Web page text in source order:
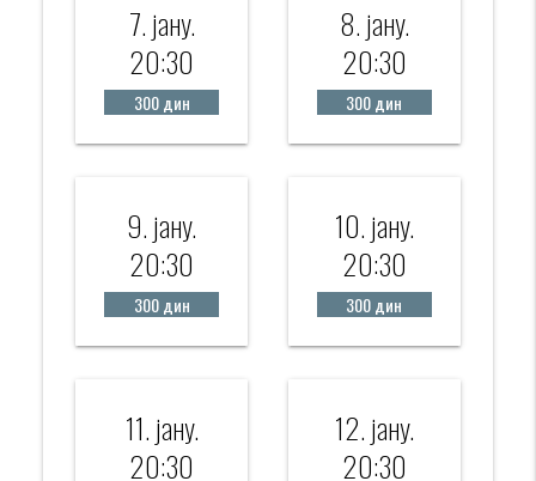
7. јанy.
20:30
300 дин
8. јанy.
20:30
300 дин
9. јанy.
20:30
300 дин
10. јанy.
20:30
300 дин
11. јанy.
20:30
12. јанy.
20:30